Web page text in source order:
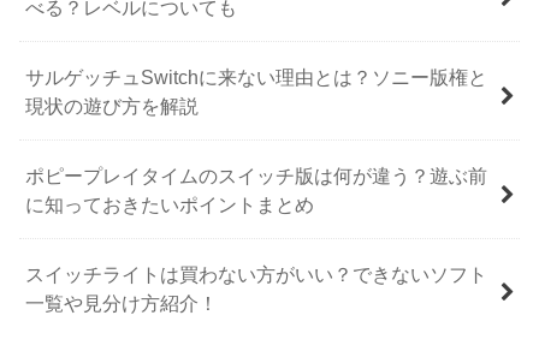
べる？レベルについても
サルゲッチュSwitchに来ない理由とは？ソニー版権と
現状の遊び方を解説
ポピープレイタイムのスイッチ版は何が違う？遊ぶ前
に知っておきたいポイントまとめ
スイッチライトは買わない方がいい？できないソフト
一覧や見分け方紹介！